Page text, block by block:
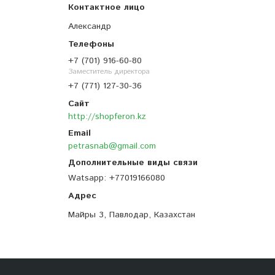
Александр
+7 (701) 916-60-80
Заместитель директора
+7 (771) 127-30-36
http://shopferon.kz
petrasnab@gmail.com
Watsapp +77019166080
Майры 3, Павлодар, Казахстан